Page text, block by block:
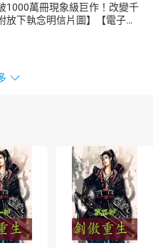
1000萬冊現象級巨作！改變千
放下執念明信片圖】【電子